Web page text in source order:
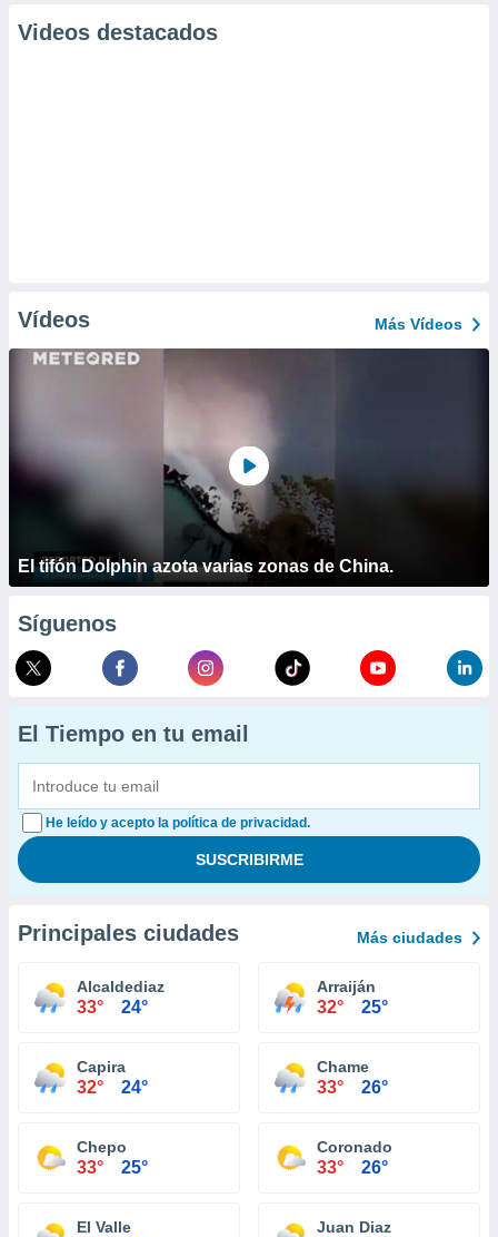
Videos destacados
Vídeos Más Vídeos
El tifón Dolphin azota varias zonas de China.
Síguenos
El Tiempo en tu email
He leído y acepto la política de privacidad.
Principales ciudades Más ciudades
Alcaldediaz
33° 24°
Arraiján
32° 25°
Capira
32° 24°
Chame
33° 26°
Chepo
33° 25°
Coronado
33° 26°
El Valle Juan Diaz